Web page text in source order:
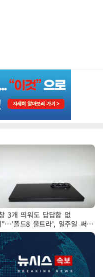
3개 띄워도 답답함 없
"…'폴드8 울트라', 일주일 써보